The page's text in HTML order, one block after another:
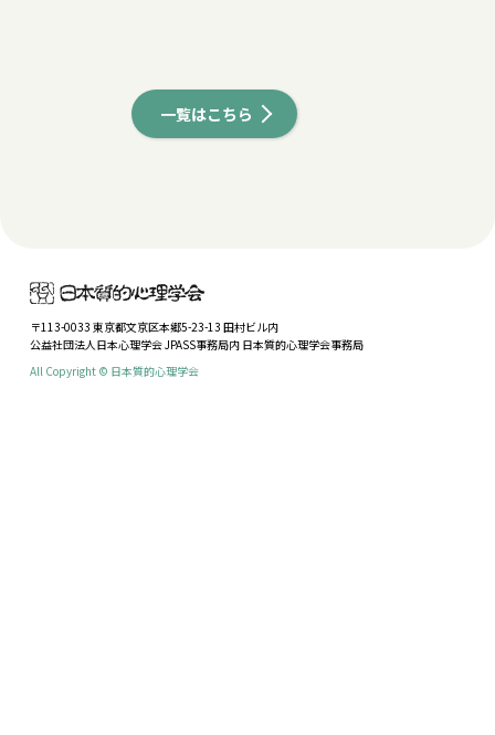
一覧はこちら
〒113-0033 東京都文京区本郷5-23-13 田村ビル内
公益社団法人日本心理学会 JPASS事務局内 日本質的心理学会事務局
All Copyright © 日本質的心理学会